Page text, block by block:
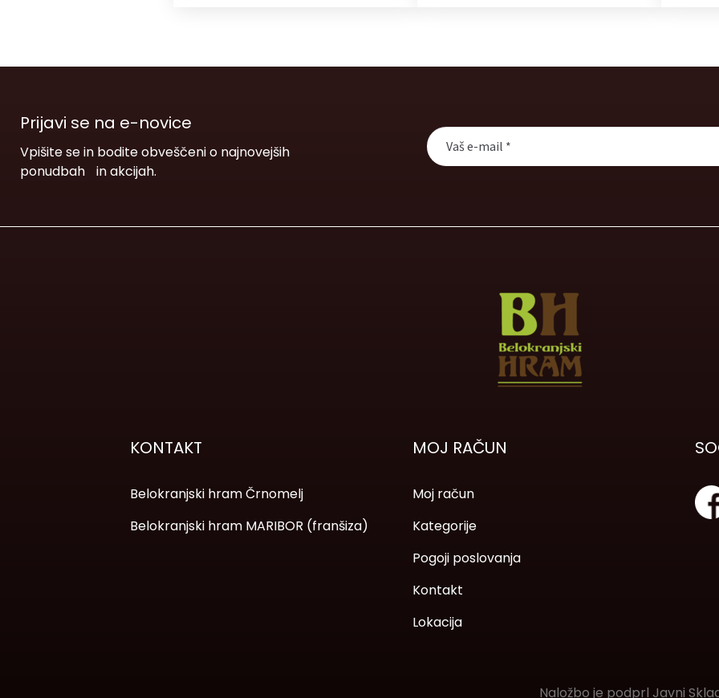
Prijavi se na e-novice
Vpišite se in bodite obveščeni o najnovejših
ponudbah in akcijah.
KONTAKT
Belokranjski hram Črnomelj
Belokranjski hram MARIBOR (franšiza)
MOJ RAČUN
Moj račun
Kategorije
Pogoji poslovanja
Kontakt
Lokacija
Naložbo je podprl Javni